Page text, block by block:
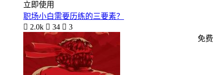
立即使用
职场小白需要历练的三要素？
 2.0k  34  3
免费